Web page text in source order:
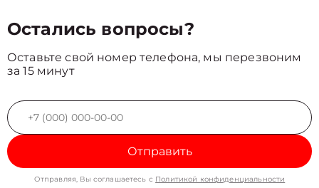
Остались вопросы?
Оставьте свой номер телефона, мы перезвоним
за 15 минут
Отправить
Отправляя, Вы соглашаетесь с Политикой конфиденциальности